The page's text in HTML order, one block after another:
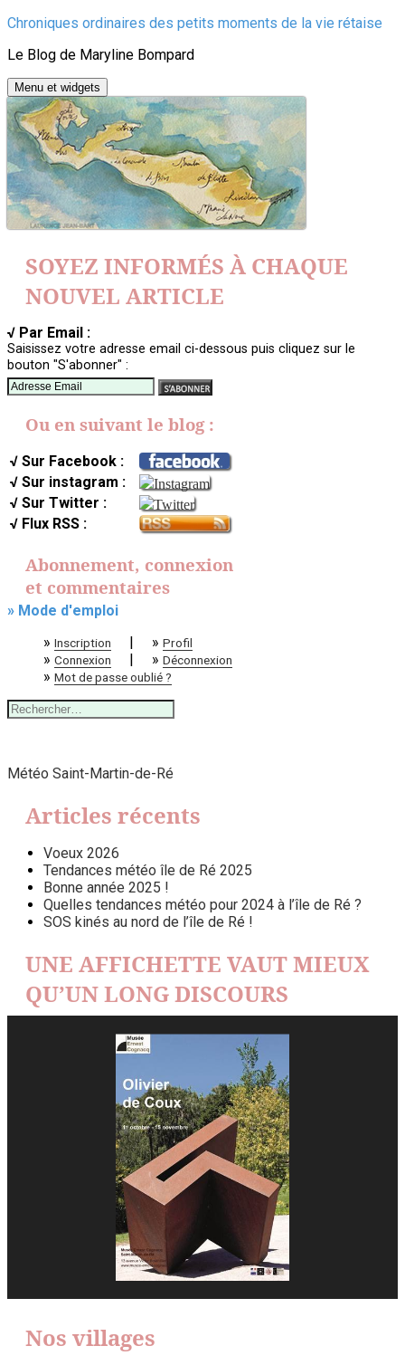
Aller
contenu
Chroniques ordinaires des petits moments de la vie rétaise
Le Blog de Maryline Bompard
Menu et widgets
SOYEZ INFORMÉS À CHAQUE
NOUVEL ARTICLE
√ Par Email :
Saisissez votre adresse email ci-dessous puis cliquez sur le
bouton "S'abonner" :
Ou en suivant le blog :
√ Sur Facebook :
√ Sur instagram :
√ Sur Twitter :
√ Flux RSS :
Abonnement, connexion
et commentaires
» Mode d'emploi
» Inscription | » Profil
» Connexion | » Déconnexion
» Mot de passe oublié ?
Rechercher :
Météo Saint-Martin-de-Ré
Articles récents
Voeux 2026
Tendances météo île de Ré 2025
Bonne année 2025 !
Quelles tendances météo pour 2024 à l’île de Ré ?
SOS kinés au nord de l’île de Ré !
UNE AFFICHETTE VAUT MIEUX
QU’UN LONG DISCOURS
Nos villages